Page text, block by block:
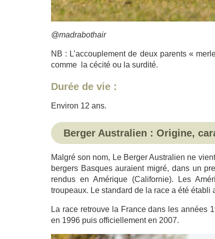
@madrabothair
NB : L’accouplement de deux parents «
comme la cécité ou la surdité.
Durée de vie :
Environ 12 ans.
Berger Australien : Origine,
Malgré son nom, Le Berger Australien ne
bergers Basques auraient migré, dans un
rendus en Amérique (Californie). Les
troupeaux. Le standard de la race a été établi
La race retrouve la France dans les années
en 1996 puis officiellement en 2007.